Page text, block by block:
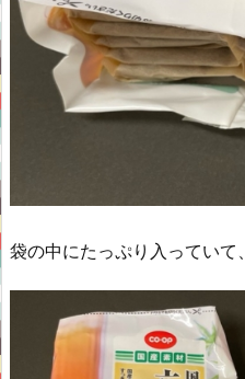
袋の中にたっぷり入っていて、